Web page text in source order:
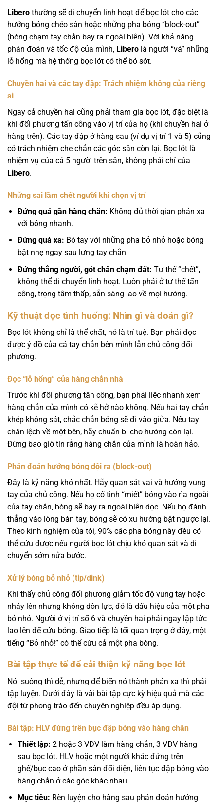
Libero thường sẽ di chuyển linh hoạt để bọc lót cho các
hướng bóng chéo sân hoặc những pha bóng “block-out”
(bóng chạm tay chắn bay ra ngoài biên). Với khả năng
phán đoán và tốc độ của mình, Libero là người “vá” những
lỗ hổng mà hệ thống bọc lót có thể bỏ sót.
Chuyền hai và các tay đập: Trách nhiệm không của riêng
ai
Ngay cả chuyền hai cũng phải tham gia bọc lót, đặc biệt là
khi đối phương tấn công vào vị trí của họ (khi chuyền hai ở
hàng trên). Các tay đập ở hàng sau (ví dụ vị trí 1 và 5) cũng
có trách nhiệm che chắn các góc sân còn lại. Bọc lót là
nhiệm vụ của cả 5 người trên sân, không phải chỉ của
Libero.
Những sai lầm chết người khi chọn vị trí
Đứng quá gần hàng chắn: Không đủ thời gian phản xạ
với bóng nhanh.
Đứng quá xa: Bó tay với những pha bỏ nhỏ hoặc bóng
bật nhẹ ngay sau lưng tay chắn.
Đứng thẳng người, gót chân chạm đất: Tư thế “chết”,
không thể di chuyển linh hoạt. Luôn phải ở tư thế tấn
công, trọng tâm thấp, sẵn sàng lao về mọi hướng.
Kỹ thuật đọc tình huống: Nhìn gì và đoán gì?
Bọc lót không chỉ là thể chất, nó là trí tuệ. Bạn phải đọc
được ý đồ của cả tay chắn bên mình lẫn chủ công đối
phương.
Đọc “lỗ hổng” của hàng chắn nhà
Trước khi đối phương tấn công, bạn phải liếc nhanh xem
hàng chắn của mình có kẽ hở nào không. Nếu hai tay chắn
khép không sát, chắc chắn bóng sẽ đi vào giữa. Nếu tay
chắn lệch về một bên, hãy chuẩn bị cho hướng còn lại.
Đừng bao giờ tin rằng hàng chắn của mình là hoàn hảo.
Phán đoán hướng bóng dội ra (block-out)
Đây là kỹ năng khó nhất. Hãy quan sát vai và hướng vung
tay của chủ công. Nếu họ cố tình “miết” bóng vào rìa ngoài
của tay chắn, bóng sẽ bay ra ngoài biên dọc. Nếu họ đánh
thẳng vào lòng bàn tay, bóng sẽ có xu hướng bật ngược lại.
Theo kinh nghiệm của tôi, 90% các pha bóng này đều có
thể cứu được nếu người bọc lót chịu khó quan sát và di
chuyển sớm nửa bước.
Xử lý bóng bỏ nhỏ (tip/dink)
Khi thấy chủ công đối phương giảm tốc độ vung tay hoặc
nhảy lên nhưng không dồn lực, đó là dấu hiệu của một pha
bỏ nhỏ. Người ở vị trí số 6 và chuyền hai phải ngay lập tức
lao lên để cứu bóng. Giao tiếp là tối quan trọng ở đây, một
tiếng “Bỏ nhỏ!” có thể cứu cả một pha bóng.
Bài tập thực tế để cải thiện kỹ năng bọc lót
Nói suông thì dễ, nhưng để biến nó thành phản xạ thì phải
tập luyện. Dưới đây là vài bài tập cực kỳ hiệu quả mà các
đội từ phong trào đến chuyên nghiệp đều áp dụng.
Bài tập: HLV đứng trên bục đập bóng vào hàng chắn
Thiết lập: 2 hoặc 3 VĐV làm hàng chắn, 3 VĐV hàng
sau bọc lót. HLV hoặc một người khác đứng trên
ghế/bục cao ở phần sân đối diện, liên tục đập bóng vào
hàng chắn ở các góc khác nhau.
Mục tiêu: Rèn luyện cho hàng sau phán đoán hướng